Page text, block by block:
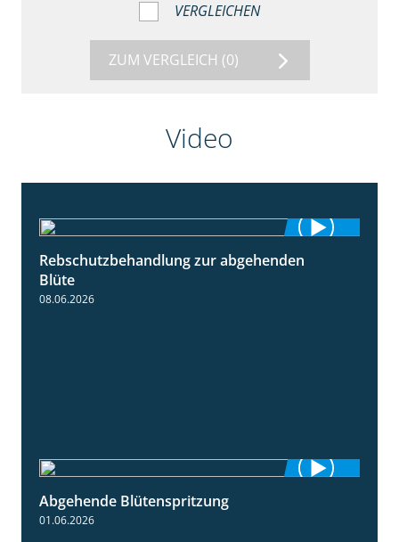
VERGLEICHEN
ZUM VERGLEICH (0)
Video
3:06
Rebschutzbehandlung zur abgehenden
Blüte
08.06.2026
Abgehende Blütenspritzung
01.06.2026